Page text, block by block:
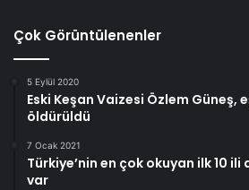
Çok Görüntülenenler
5 Eylül 2020
Eski Keşan Vaizesi Özlem Güneş,
öldürüldü
7 Ocak 2021
Türkiye’nin en çok okuyan ilk 10 ili
var